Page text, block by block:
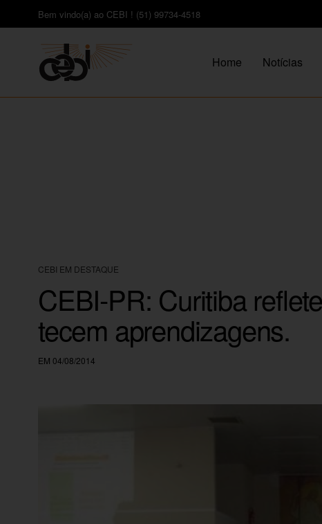
Bem vindo(a) ao CEBI ! (51) 99734-4518
Home Notícias
CEBI EM DESTAQUE
CEBI-PR: Curitiba
tecem aprendizagens.
EM 04/08/2014